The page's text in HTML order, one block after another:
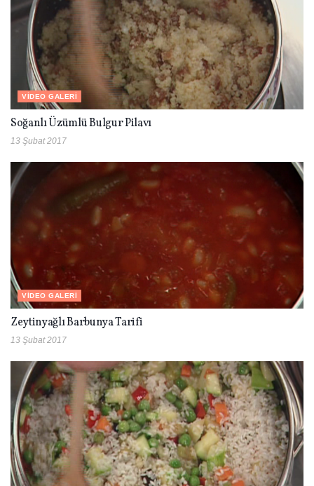
VIDEO GALERI
Soğanlı Üzümlü Bulgur Pilavı
13 Şubat 2017
VIDEO GALERI
Zeytinyağlı Barbunya Tarifi
13 Şubat 2017